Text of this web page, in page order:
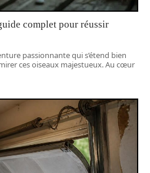
complet pour réussir
passionnante qui s’étend bien
ces oiseaux majestueux. Au cœur